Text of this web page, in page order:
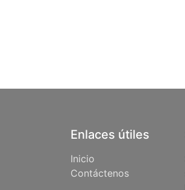
Enlaces útiles
Inicio
Contáctenos